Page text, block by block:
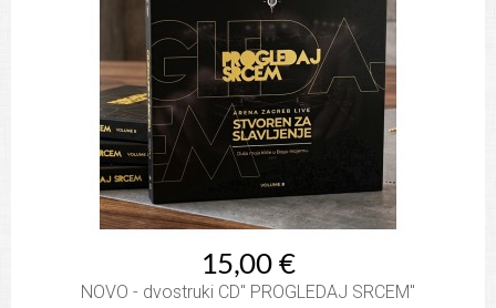
15,00 €
NOVO - dvostruki CD" PROGLEDAJ SRCEM"